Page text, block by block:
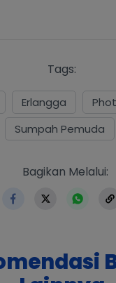
Tags:
Erlangga
Sumpah Pemuda
https://
Bagikan Melalui: